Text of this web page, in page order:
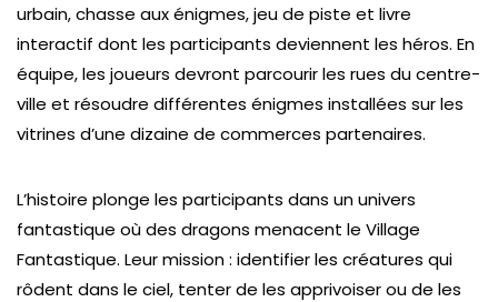
urbain, chasse aux énigmes, jeu de piste et livre
interactif dont les participants deviennent les héros. En
équipe, les joueurs devront parcourir les rues du centre-
ville et résoudre différentes énigmes installées sur les
vitrines d’une dizaine de commerces partenaires.
L’histoire plonge les participants dans un univers
fantastique où des dragons menacent le Village
Fantastique. Leur mission : identifier les créatures qui
rôdent dans le ciel, tenter de les apprivoiser ou de les